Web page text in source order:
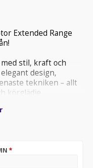
Extended Range
stil, kraft och
design,
tekniken – allt
körglädje.
4 995 kr/mån,
*